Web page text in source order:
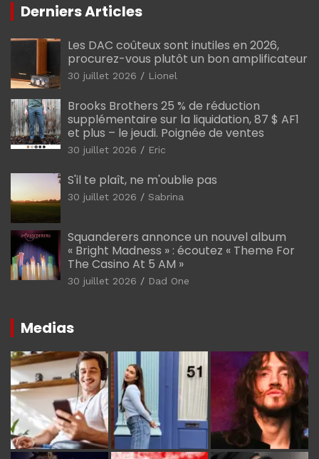
Derniers Articles
Les DAC coûteux sont inutiles en 2026,
procurez-vous plutôt un bon amplificateur
30 juillet 2026 Lionel
Brooks Brothers 25 % de réduction
supplémentaire sur la liquidation, 87 $ AF1
et plus – le jeudi. Poignée de ventes
30 juillet 2026 Eric
S'il te plaît, ne m'oublie pas
30 juillet 2026 Sabrina
Squanderers annonce un nouvel album
« Bright Madness » : écoutez « Theme For
The Casino At 5 AM »
30 juillet 2026 Dad One
Medias